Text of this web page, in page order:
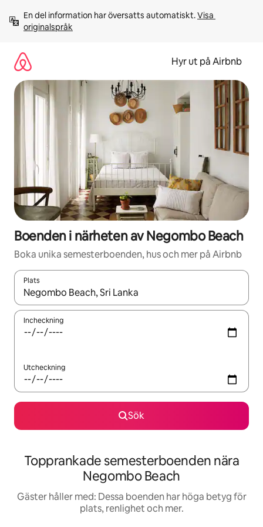
innehåll
En del information har översatts automatiskt. Visa
originalspråk
Hyr ut på Airbnb
Boenden i närheten av Negombo Beach
Boka unika semesterboenden, hus och mer på Airbnb
Plats
När resultaten är tillgängliga kan du navigera med upp- och
Incheckning
Utcheckning
Sök
Topprankade semesterboenden nära
Negombo Beach
Gäster håller med: Dessa boenden har höga betyg för
plats, renlighet och mer.